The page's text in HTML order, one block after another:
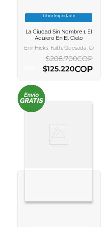
VER INFORMACION
AGREGAR AL
Libro Importado
La Ciudad Sin Nombre 1 El
Agujero En El Cielo
Erin Hicks, Faith, Quesada, Gonzalo
$208.700COP
$125.220COP
AGREGAR AL CARRITO